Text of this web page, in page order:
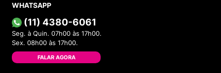
WHATSAPP
(11) 4380-6061
Seg. à Quin. 07h00 às 17h00.
Sex. 08h00 às 17h00.
FALAR AGORA